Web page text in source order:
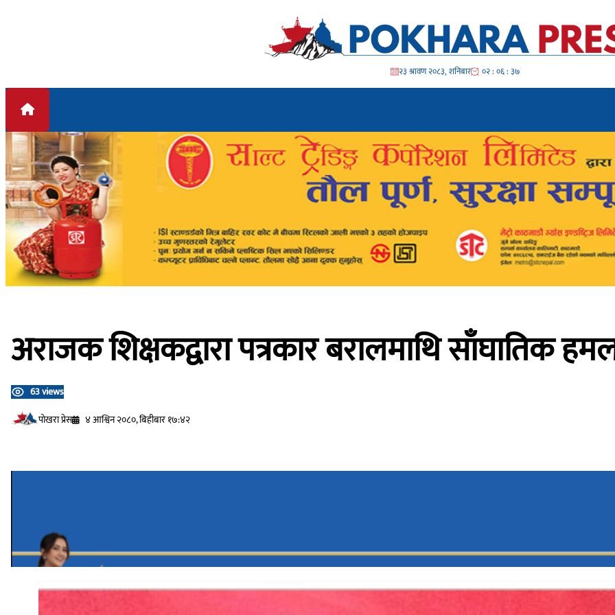
२३ श्रावण २०८३, शनिबार ०२ : ०६ : ३९
अराजक शिक्षकद्वारा पत्रकार बरालमाथि साँघातिक
63 views
प‍ोखरा प्रेस
४ आश्विन २०८०, बिहीबार १७:४२